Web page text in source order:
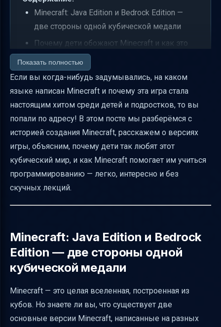
Minecraft: Java Edition и Bedrock Edition —
две стороны одной кубической медали
Почему дети обожают Minecraft и как это
связано с обучением программированию
Minecraft как инструмент обучения
программированию: преимущества и
возможности
Scratch и Minecraft: как блоковое
программирование ведёт к настоящему
коду
Как структурировать обучение
программированию на базе Minecraft
Баланс между игрой и обучением: советы
для родителей и педагогов
возможности
Кроссплатформенность и почему это важно
Часто задаваемые вопросы (FAQ)
Заключение
Полезные ссылки
Показать полностью
Если вы когда-нибудь задумывались, на каком
языке написан Minecraft и почему эта игра стала
настоящим хитом среди детей и подростков, то вы
попали по адресу! В этом посте мы разберёмся с
историей создания Minecraft, расскажем о версиях
игры, объясним, почему дети так любят этот
кубический мир, и как Minecraft помогает им учиться
программированию — легко, интересно и без
скучных лекций.
Minecraft: Java Edition и Bedrock
Edition — две стороны одной
кубической медали
Minecraft — это целая вселенная, построенная из
кубов. Но знаете ли вы, что существует две
основные версии Minecraft, написанные на разных